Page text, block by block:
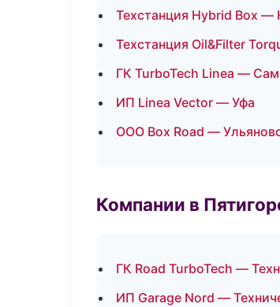
Техстанция Hybrid Box —
Техстанция Oil&Filter
ГК TurboTech Linea —
ИП Linea Vector — Уфа
ООО Box Road —
Компании в
ГК Road TurboTech —
ИП Garage Nord —